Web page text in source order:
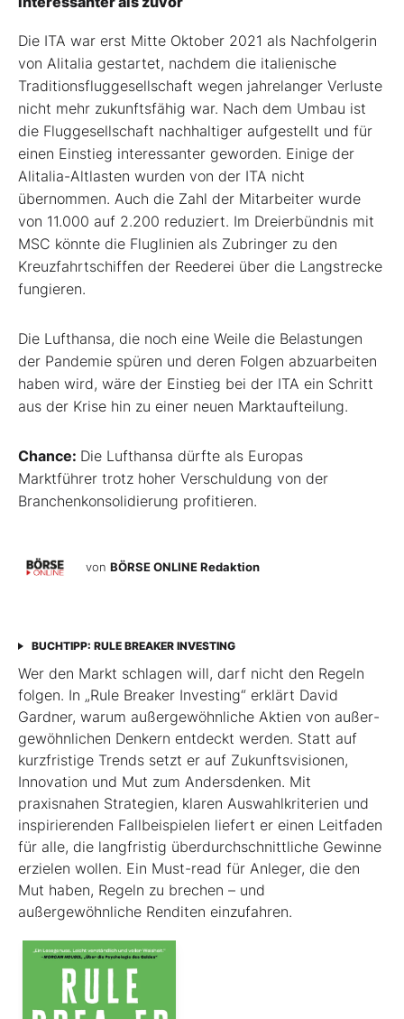
Die ITA war erst Mitte Oktober 2021 als Nachfolgerin
von Alitalia gestartet, nachdem die italienische
Traditionsfluggesellschaft wegen jahrelanger Verluste
nicht mehr zukunftsfähig war. Nach dem Umbau ist
die Fluggesellschaft nachhaltiger aufgestellt und für
einen Einstieg interessanter geworden. Einige der
Alitalia-Altlasten wurden von der ITA nicht
übernommen. Auch die Zahl der Mitarbeiter wurde
von 11.000 auf 2.200 reduziert. Im Dreierbündnis mit
MSC könnte die Fluglinien als Zubringer zu den
Kreuzfahrtschiffen der Reederei über die Langstrecke
fungieren.
Die Lufthansa, die noch eine Weile die Belastungen
der Pandemie spüren und deren Folgen abzuarbeiten
haben wird, wäre der Einstieg bei der ITA ein Schritt
aus der Krise hin zu einer neuen Marktaufteilung.
Chance: Die Lufthansa dürfte als Europas
Marktführer trotz hoher Verschuldung von der
Branchenkonsolidierung profitieren.
von BÖRSE ONLINE Redaktion
BUCHTIPP: RULE BREAKER INVESTING
Wer den Markt schlagen will, darf nicht den Regeln
folgen. In „Rule Breaker Investing“ erklärt David
Gardner, warum außergewöhnliche Aktien von außer­
gewöhnlichen Denkern entdeckt werden. Statt auf
kurzfristige Trends setzt er auf Zukunftsvisionen,
Innovation und Mut zum Andersdenken. Mit
praxisnahen Strategien, klaren Auswahlkriterien und
inspirierenden Fallbeispielen liefert er einen Leit­faden
für alle, die langfristig überdurchschnittliche Gewinne
erzielen wollen. Ein Must-read für Anleger, die den
Mut haben, Regeln zu brechen – und
außergewöhnliche Renditen einzufahren.